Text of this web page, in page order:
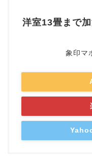
洋室13畳まで
象印マ